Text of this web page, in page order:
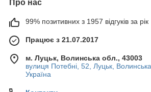
Про нас
99% позитивних з 1957 відгуків за рік
Працює з 21.07.2017
м. Луцьк, Волинська обл., 43003
вулиця Потебні, 52, Луцьк,
Україна